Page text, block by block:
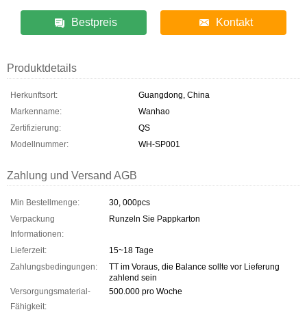
Bestpreis Kontakt
Produktdetails
Herkunftsort:
Guangdong, China
Markenname:
Wanhao
Zertifizierung:
QS
Modellnummer:
WH-SP001
Zahlung und Versand AGB
Min Bestellmenge:
30, 000pcs
Verpackung
Informationen:
Runzeln Sie Pappkarton
Lieferzeit:
15~18 Tage
Zahlungsbedingungen:
TT im Voraus, die Balance sollte vor Lieferung
zahlend sein
Versorgungsmaterial-
Fähigkeit:
500.000 pro Woche